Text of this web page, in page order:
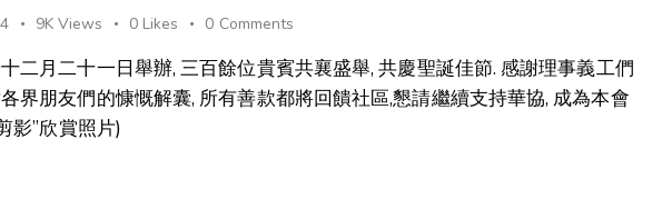
9K Views 0 Likes 0 Comments
二月二十一日舉辦, 三百餘位貴賓共襄盛舉, 共慶聖誕佳節. 感謝理事義工們
界朋友們的慷慨解囊, 所有善款都將回饋社區,懇請繼續支持華協, 成為本會
影”欣賞照片)